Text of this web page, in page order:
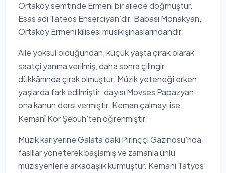
Ortaköy semtinde Ermeni bir ailede doğmuştur.
Esas adı Tateos Enserciyan’dır. Babası Monakyan,
Ortaköy Ermeni kilisesi musikişinaslarındandır.
Aile yoksul olduğundan, küçük yaşta çırak olarak
saatçi yanına verilmiş, daha sonra çilingir
dükkânında çırak olmuştur. Müzik yeteneği erken
yaşlarda fark edilmiştir; dayısı Movses Papazyan
ona kanun dersi vermiştir. Keman çalmayı ise
Kemanî Kör Şebüh'ten öğrenmiştir.
Müzik kariyerine Galata'daki Pirinççi Gazinosu'nda
fasıllar yöneterek başlamış ve zamanla ünlü
müzisyenlerle arkadaşlık kurmuştur. Kemani Tatyos